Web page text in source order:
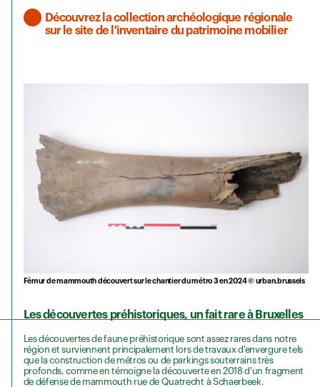
Découvrez la collection archéologique régionale
sur le site de l'inventaire du patrimoine mobilier
Fémur de mammouth découvert sur le chantier du métro 3 en 2024 © urban.brussels
Les découvertes préhistoriques, un fait rare à Bruxelles
Les découvertes de faune préhistorique sont assez rares dans notre
région et surviennent principalement lors de travaux d'envergure tels
que la construction de métros ou de parkings souterrains très
profonds, comme en témoigne la découverte en 2018 d'un fragment
de défense de mammouth rue de Quatrecht à Schaerbeek.